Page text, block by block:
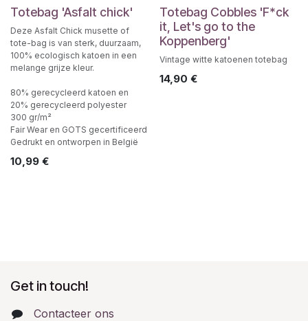
Totebag 'Asfalt chick'
Deze Asfalt Chick musette of
tote-bag is van sterk, duurzaam,
100% ecologisch katoen in een
melange grijze kleur.
80% gerecycleerd katoen en
20% gerecycleerd polyester
300 gr/m²
Fair Wear en GOTS gecertificeerd
Gedrukt en ontworpen in België
10,99 €
Totebag Cobbles 'F*ck
it, Let's go to the
Koppenberg'
Vintage witte katoenen totebag
14,90 €
Get in touch!
Contacteer ons